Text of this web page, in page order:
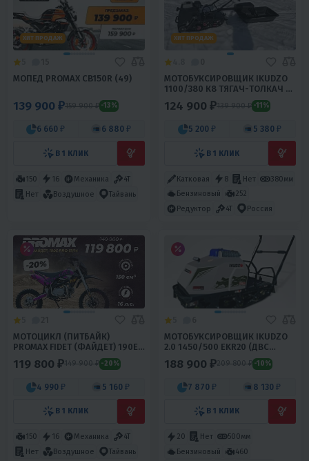
ХИТ ПРОДАЖ
МОПЕД PROMAX CB150R (49)
139 900 ₽159 900 ₽ -13%
6 660 ₽ 6 880 ₽
В 1 КЛИК
150 16 Механика
4T
Нет
Воздушное Тайвань
ХИТ ПРОДАЖ
МОТОБУКСИРОВЩИК IKUDZO
1100/380 К8 ТЯГАЧ-ТОЛКАЧ C
124 900 ₽139 900 ₽ -11%
5 200 ₽ 5 380 ₽
В 1 КЛИК
Катковая 8 Нет
380мм
Бензиновый
252
Редуктор
4T Россия
МОТОЦИКЛ (ПИТБАЙК)
PROMAX FIDET (ФАЙДЕТ) 190E
119 800 ₽149 900 ₽ -20%
4 990 ₽ 5 160 ₽
В 1 КЛИК
150 16 Механика
4T
Нет
Воздушное Тайвань
МОТОБУКСИРОВЩИК IKUDZO
2.0 1450/500 EKR20 (ДВС
188 900 ₽209 800 ₽ -10%
7 870 ₽ 8 130 ₽
В 1 КЛИК
20 Нет
500мм
Бензиновый
460